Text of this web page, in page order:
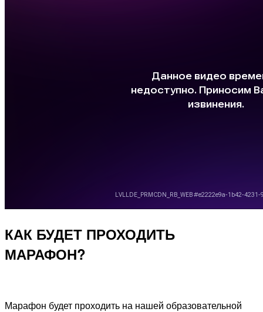
КАК БУДЕТ ПРОХОДИТЬ
МАРАФОН?
Марафон будет проходить на нашей образовательной